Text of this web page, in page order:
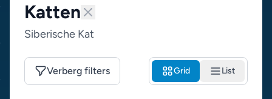
Katten
Siberische Kat
Verberg filters Grid List